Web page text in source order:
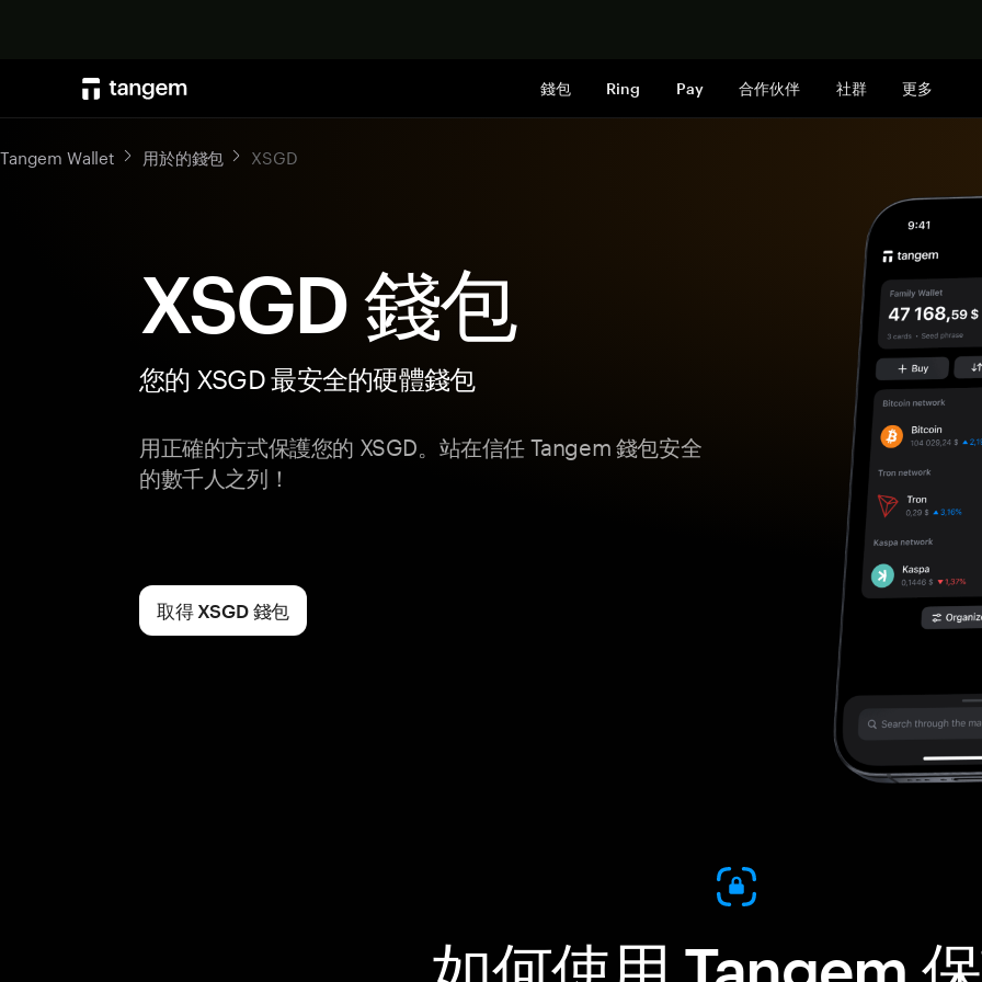
錢包 Ring Pay 合作伙伴 社群 更多
Tangem Wallet 用於的錢包 XSGD
XSGD 錢包
您的 XSGD 最安全的硬體錢包
用正確的方式保護您的 XSGD。站在信任 Tangem 錢包安全
的數千人之列！
取得 XSGD 錢包